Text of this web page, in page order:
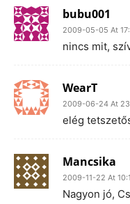
bubu001
2009-05-05 At
nincs mit,
WearT
2009-06-24 At
elég
Mancsika
2009-11-22 At
Nagyon jó,